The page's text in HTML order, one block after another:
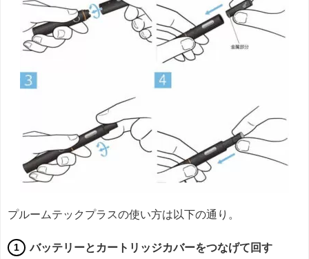
プルームテックプラスの使い方は以下の通り。
バッテリーとカートリッジカバーをつなげて回す